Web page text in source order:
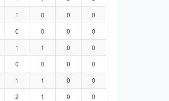
1 0 0
0
0 0 0
0
1 1 0
0
0 0 0
0
1 1 0
0
2 1 0
0